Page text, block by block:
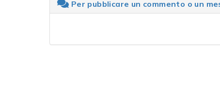
Per pubblicare un commento o un